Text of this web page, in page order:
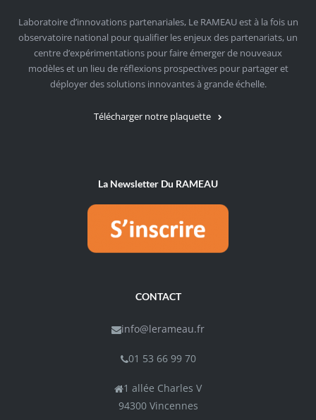
Laboratoire d’innovations partenariales, Le RAMEAU est à la fois un
observatoire national pour qualifier les enjeux des partenariats, un
centre d’expérimentations pour faire émerger de nouveaux
modèles et un lieu de réflexions prospectives pour partager et
déployer des solutions innovantes à grande échelle.
Télécharger notre plaquette
La Newsletter Du RAMEAU
CONTACT
info@lerameau.fr
01 53 66 99 70
1 allée Charles V
94300 Vincennes